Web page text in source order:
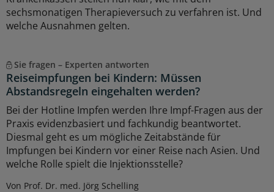
sechsmonatigen Therapieversuch zu verfahren ist. Und
welche Ausnahmen gelten.
Sie fragen – Experten antworten
Reiseimpfungen bei Kindern: Müssen
Abstandsregeln eingehalten werden?
Bei der Hotline Impfen werden Ihre Impf-Fragen aus der
Praxis evidenzbasiert und fachkundig beantwortet.
Diesmal geht es um mögliche Zeitabstände für
Impfungen bei Kindern vor einer Reise nach Asien. Und
welche Rolle spielt die Injektionsstelle?
Von Prof. Dr. med. Jörg Schelling